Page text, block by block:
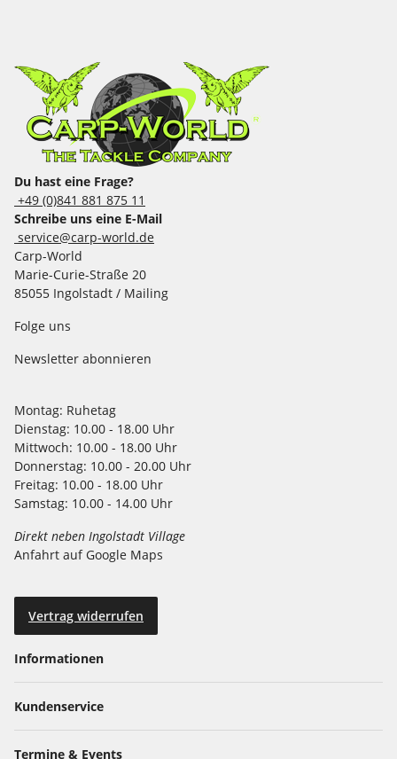
Du hast eine Frage?
+49 (0)841 881 875 11
Schreibe uns eine E-Mail
service@carp-world.de
Carp-World
Marie-Curie-Straße 20
85055 Ingolstadt / Mailing
Folge uns
Newsletter abonnieren
Montag: Ruhetag
Dienstag: 10.00 - 18.00 Uhr
Mittwoch: 10.00 - 18.00 Uhr
Donnerstag: 10.00 - 20.00 Uhr
Freitag: 10.00 - 18.00 Uhr
Samstag: 10.00 - 14.00 Uhr
Direkt neben Ingolstadt Village
Anfahrt auf Google Maps
Vertrag widerrufen
Informationen
Kundenservice
Termine & Events